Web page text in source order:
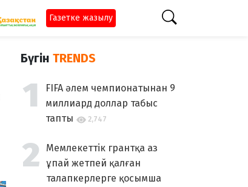
Газетке жазылу
Бүгін TRENDS
FIFA әлем чемпионатынан 9
миллиард доллар табыс
тапты
2,747
Мемлекеттік грантқа аз
ұпай жетпей қалған
талапкерлерге қосымша